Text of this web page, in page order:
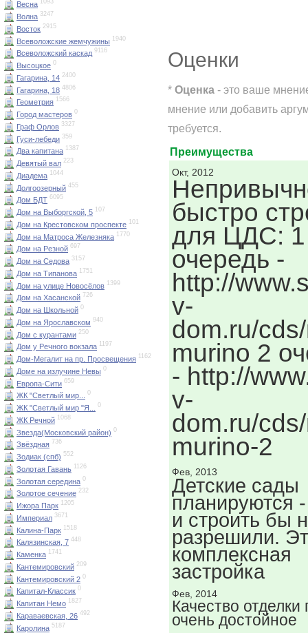
Весна 1093
Волна 3247
Восток 2915
Всеволожские жемчужины 1940
Всеволожский каскад 9116
Высоцкое 0
Гагарина, 14 2400
Гагарина, 18 4806
Геометрия 1566
Город мастеров 0
Граф Орлов 3327
Гуси-лебеди 359
Два капитана 1387
Девятый вал 223
Диадема 1044
Долгоозерный 455
Дом БДТ 6095
Дом на Выборгской, 5 107
Дом на Крестовском проспекте 101
Дом на Матроса Железняка 1770
Дом на Резной 697
Дом на Седова 3157
Дом на Типанова 1751
Дом на улице Новосёлов 1399
Дом на Хасанской 726
Дом на Школьной 0
Дом на Ярославском 940
Дом с курантами 250
Дом у Речного вокзала 1197
Дом-Мегалит на пр. Просвещения 1162
Доме на излучине Невы 0
Европа-Сити 659
ЖК "Светлый мир... 0
ЖК "Светлый мир "Я... 0
ЖК Речной 1068
Звезда(Московский район) 0
Звёздная 736
Зодиак (спб) 552
Золотая Гавань 1126
Золотая середина 0
Золотое сечение 232
Ижора Парк 1205
Империал 3671
Калина-Парк 1518
Калязинская, 7 448
Каменка 1741
Кантемировский 209
Кантемировский 2 0
Капитал-Классик 0
Капитан Немо 1827
Караваевская, 26 492
Каролина 5187
Оценки
* Оценка - это ваше
мнение или добавить
требуется.
Преимущества
Окт, 2012
быстро
для ЦДС: 1
очередь -
http://
v-
dom.ru/
murino 2
- http://
v-
dom.ru/
murino-2
Фев, 2013
Детские сады
планируются
и строить бы
разрешили.
комплексная
застройка
Фев, 2014
Качество
очень достойное